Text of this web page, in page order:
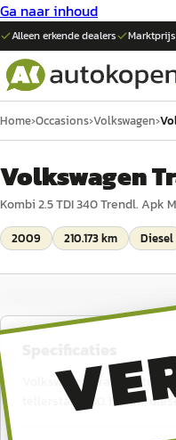
Ga naar inhoud
Alleen erkende dealers
Home›Occasions›Volkswagen›
Volkswagen
Kombi 2.5 TDI 340 Trendl. Apk
2009 210.173 km Diesel
Volkswagen Transporter
tellerstand 210.173 km,